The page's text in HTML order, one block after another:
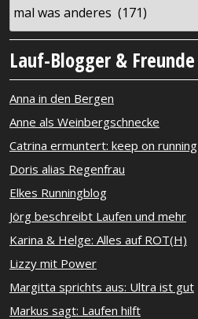
Lauf-Blogger & Freunde
Anna in den Bergen
Anne als Weinbergschnecke
Catrina ermuntert: keep on running
Doris alias Regenfrau
Elkes Runningblog
Jörg beschreibt Laufen und mehr
Karina & Helge: Alles auf ROT(H)
Lizzy mit Power
Margitta sprichts aus: Ultra ist gut
Markus sagt: Laufen hilft